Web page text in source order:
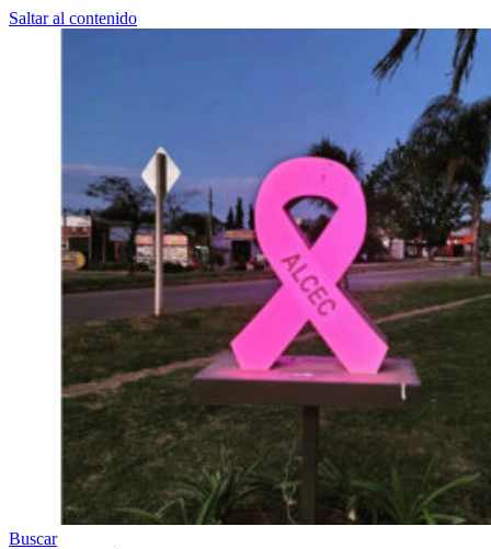
Saltar al contenido
Buscar